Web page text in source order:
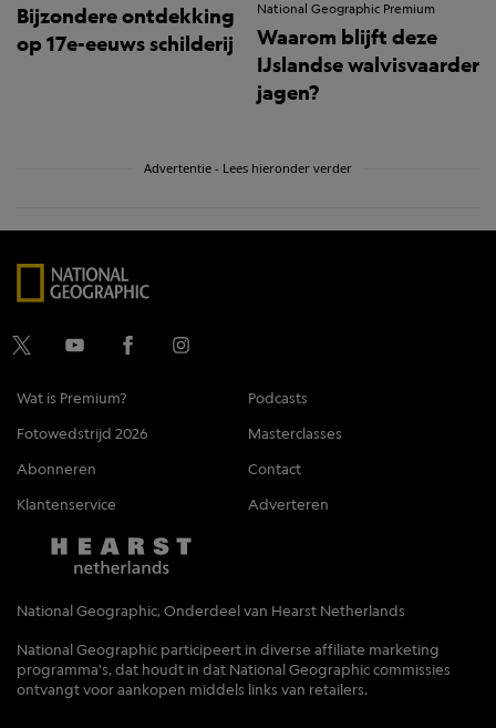
Bijzondere ontdekking
op 17e-eeuws schilderij
National Geographic Premium
Waarom blijft deze
IJslandse walvisvaarder
jagen?
Advertentie - Lees hieronder verder
Wat is Premium?
Podcasts
Fotowedstrijd 2026
Masterclasses
Abonneren
Contact
Klantenservice
Adverteren
National Geographic, Onderdeel van Hearst Netherlands
National Geographic participeert in diverse affiliate marketing
programma's, dat houdt in dat National Geographic commissies
ontvangt voor aankopen middels links van retailers.